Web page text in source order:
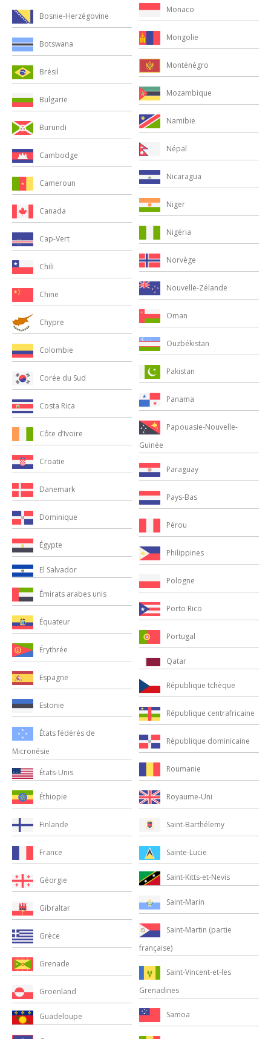
Bosnie-Herzégovine
Botswana
Brésil
Bulgarie
Burundi
Cambodge
Cameroun
Canada
Cap-Vert
Chili
Chine
Chypre
Colombie
Corée du Sud
Costa Rica
Côte d’Ivoire
Croatie
Danemark
Dominique
Égypte
El Salvador
Émirats arabes unis
Équateur
Érythrée
Espagne
Estonie
États fédérés de
Micronésie
États-Unis
Éthiopie
Finlande
France
Géorgie
Gibraltar
Grèce
Grenade
Groenland
Guadeloupe
Monaco
Mongolie
Monténégro
Mozambique
Namibie
Népal
Nicaragua
Niger
Nigéria
Norvège
Nouvelle-Zélande
Oman
Ouzbékistan
Pakistan
Panama
Papouasie-Nouvelle-
Guinée
Paraguay
Pays-Bas
Pérou
Philippines
Pologne
Porto Rico
Portugal
Qatar
République tchèque
République centrafricaine
République dominicaine
Roumanie
Royaume-Uni
Saint-Barthélemy
Sainte-Lucie
Saint-Kitts-et-Nevis
Saint-Marin
Saint-Martin (partie
française)
Saint-Vincent-et-les
Grenadines
Samoa